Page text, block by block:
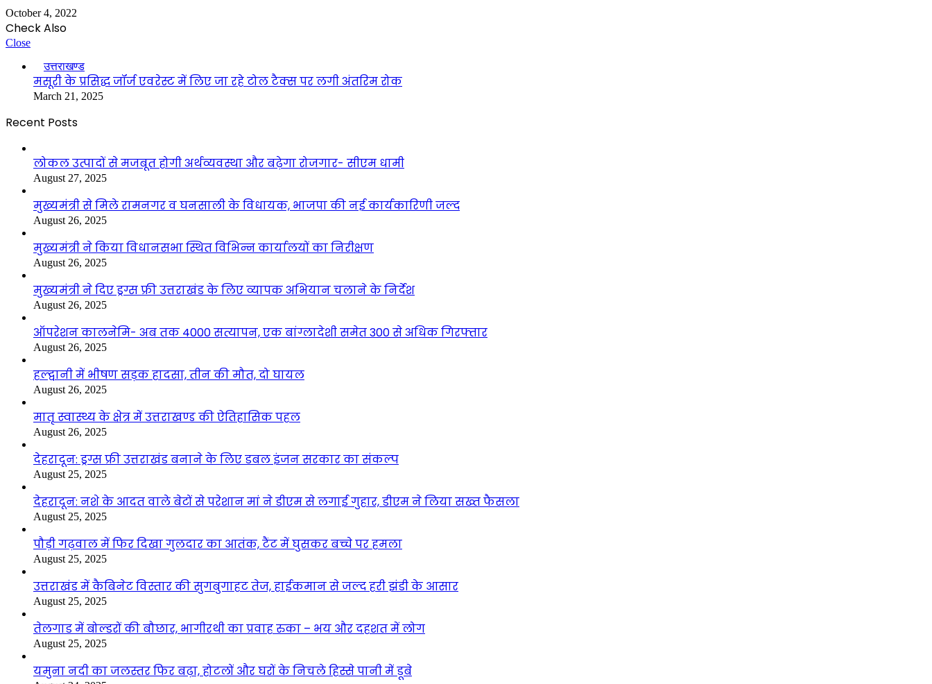
October 4, 2022
Check Also
Close
उत्तराखण्ड
मसूरी के प्रसिद्ध जॉर्ज एवरेस्ट में लिए जा रहे टोल टैक्स पर लगी अंतरिम रोक
March 21, 2025
Recent Posts
लोकल उत्पादों से मजबूत होगी अर्थव्यवस्था और बढ़ेगा रोजगार- सीएम धामी
August 27, 2025
मुख्यमंत्री से मिले रामनगर व घनसाली के विधायक, भाजपा की नई कार्यकारिणी जल्द
August 26, 2025
मुख्यमंत्री ने किया विधानसभा स्थित विभिन्न कार्यालयों का निरीक्षण
August 26, 2025
मुख्यमंत्री ने दिए ड्रग्स फ्री उत्तराखंड के लिए व्यापक अभियान चलाने के निर्देश
August 26, 2025
ऑपरेशन कालनेमि- अब तक 4000 सत्यापन, एक बांग्लादेशी समेत 300 से अधिक गिरफ्तार
August 26, 2025
हल्द्वानी में भीषण सड़क हादसा, तीन की मौत, दो घायल
August 26, 2025
मातृ स्वास्थ्य के क्षेत्र में उत्तराखण्ड की ऐतिहासिक पहल
August 26, 2025
देहरादून: ड्रग्स फ्री उत्तराखंड बनाने के लिए डबल इंजन सरकार का संकल्प
August 25, 2025
देहरादून: नशे के आदत वाले बेटों से परेशान मां ने डीएम से लगाई गुहार, डीएम ने लिया सख्त फैसला
August 25, 2025
पौड़ी गढ़वाल में फिर दिखा गुलदार का आतंक, टैंट में घुसकर बच्चे पर हमला
August 25, 2025
उत्तराखंड में कैबिनेट विस्तार की सुगबुगाहट तेज, हाईकमान से जल्द हरी झंडी के आसार
August 25, 2025
तेलगाड में बोल्डरों की बौछार, भागीरथी का प्रवाह रुका – भय और दहशत में लोग
August 25, 2025
यमुना नदी का जलस्तर फिर बढ़ा, होटलों और घरों के निचले हिस्से पानी में डूबे